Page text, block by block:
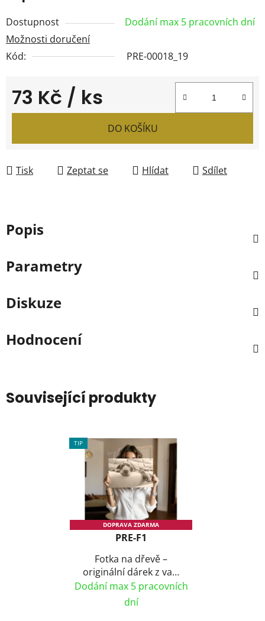
Dostupnost
Dodání max 5 pracovních dní
Možnosti doručení
Kód:
PRE-00018_19
73 Kč / ks
Měrná cena:
DO KOŠÍKU
Tisk Zeptat se Hlídat Sdílet
Popis
Parametry
Diskuze
Hodnocení
Související produkty
TIP
DOPRAVA ZDARMA
PRE-F1
Fotka na dřevě –
originální dárek z vaší
fotky ❤️
Dodání max 5 pracovních
dní